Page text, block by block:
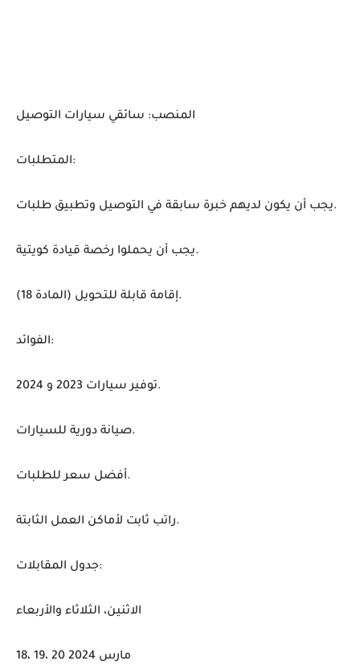
المنصب: سائقي سيارات التوصيل
المتطلبات:
يجب أن يكون لديهم خبرة سابقة في التوصيل وتطبيق طلبات.
يجب أن يحملوا رخصة قيادة كويتية.
إقامة قابلة للتحويل (المادة 18).
الفوائد:
توفير سيارات 2023 و 2024.
صيانة دورية للسيارات.
أفضل سعر للطلبات.
راتب ثابت لأماكن العمل الثابتة.
جدول المقابلات:
الاثنين، الثلاثاء والأربعاء
18، 19، 20 مارس 2024